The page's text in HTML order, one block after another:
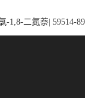
-1,8-二氮萘| 59514-